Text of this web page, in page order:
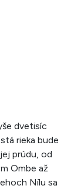
dvetisíc
rieka bude
prúdu, od
Ombe až
Nílu sa